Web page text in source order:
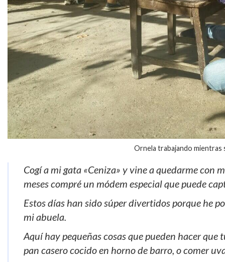
Ornela trabajando mientras
Cogí a mi gata «Ceniza» y vine a quedarme con
meses compré un módem especial que puede
Estos días han sido súper divertidos porque he
mi abuela.
Aquí hay pequeñas cosas que pueden hacer
pan casero cocido en horno de barro, o comer